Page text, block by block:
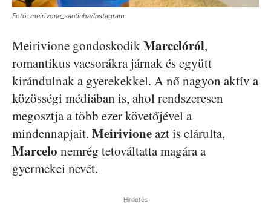
Fotó: meirivone_santinha/Instagram
Meirivione gondoskodikMarcelóról,
romantikus vacsorákra járnak és együtt
kirándulnak a gyerekekkel. A nő nagyon aktív a
közösségi médiában is, ahol rendszeresen
megosztja a több ezer követőjével a
mindennapjait. Meirivioneazt is elárulta,
Marcelo nemrég tetováltatta magára a
gyermekei nevét.
Hirdetés